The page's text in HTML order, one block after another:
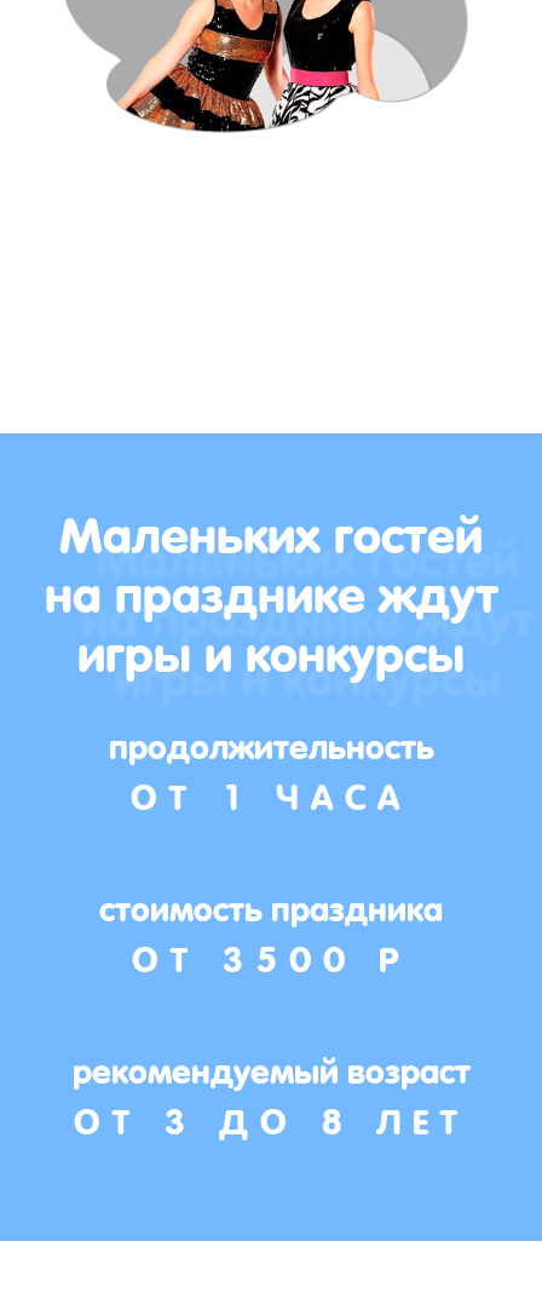
Маленьких гостей
на празднике ждут
игры и конкурсы
продолжительность
ОТ 1 ЧАСА
стоимость праздника
ОТ 3500 Р
рекомендуемый возраст
ОТ 3 ДО 8 ЛЕТ